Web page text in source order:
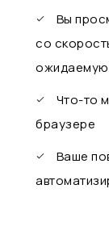
Вы
со
ожидаемую
Что-то
браузере
Ваше